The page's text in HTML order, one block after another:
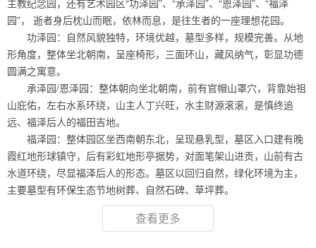
园”， 逝者身后枕山而眠，依林而息，是往生者的一座理想花园。
功泽园：自然风貌独特，环境优越，墓型多样，规模完善。从地
形角度，整体坐北朝南，呈座椅形，三面环山，藏风纳气，彰显功德
圆满之寓意。
承泽园/恩泽园：整体朝向坐北朝南，前有官帽山罩穴，背靠始祖
山庇佑，左右水系环绕，山主人丁兴旺，水主财源滚滚，是慎终追
远、福泽后人的福田吉地。
福泽园：整体园区坐西南朝东北，呈现悬乳型，墓区入口建有晚
霞红地形球镇守，后有彩虹地形亭据势，对面笔架山进贡，山前有古
水道环绕，尽显福泽后人的形态。墓区以回归自然，绿化环境为主，
主要墓型有环保生态节地树葬、自然石碑、草坪葬。
查看更多